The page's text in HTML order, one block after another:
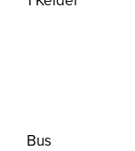
Bus